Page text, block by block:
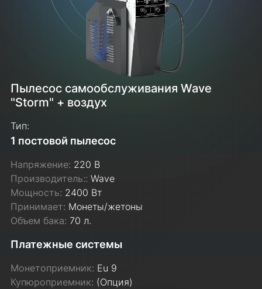
Пылесос самообслуживания Wave
"Storm" + воздух
Тип:
1 постовой пылесос
Напряжение: 220 В
Производитель::Wave
Мощность: 2400 Вт
Принимает: Монеты/жетоны
Объем бака: 70 л.
Платежные системы
Монетоприемник: Eu 9
Купюроприемник: (Опция)